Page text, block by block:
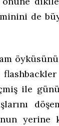
de
ile
yerine